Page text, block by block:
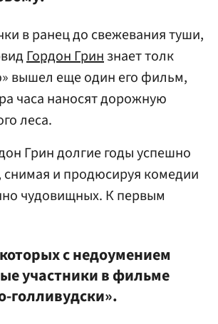
в ранец до свежевания туши,
Гордон Гринзнает толк
вышел еще один его фильм,
часа наносят дорожную
леса.
Грин долгие годы успешно
снимая и продюсируя комедии
чудовищных. К первым
с недоумением
участники в фильме
голливудски».